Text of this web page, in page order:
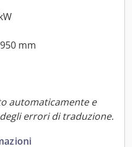
mm
automaticamente e
errori di traduzione.